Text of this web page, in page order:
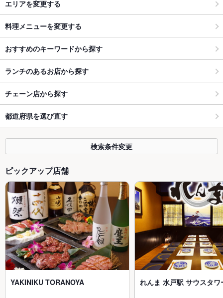
エリアを変更する
料理メニューを変更する
おすすめのキーワードから探す
ランチのあるお店から探す
チェーン店から探す
都道府県を選び直す
検索条件変更
ピックアップ店舗
YAKINIKU TORANOYA れんま 水戸駅 サウスタワ